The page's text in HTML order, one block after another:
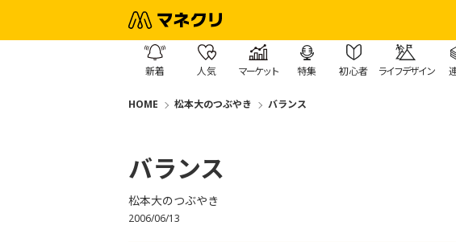
新着 人気 マーケット 特集 初心者 ライフデザイン
HOME 松本大のつぶやき バランス
バランス
松本大のつぶやき
2006/06/13